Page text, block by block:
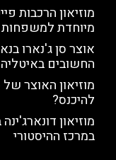
מוזיאון הרכבות
מיוחדת למשפחות
אוצר סן ג'נארו
החשובים באיטליה
מוזיאון האוצר
להיכנס?
מוזיאון
במרכז ההיסטורי